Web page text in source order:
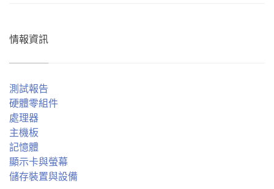
情報資訊
測試報告
硬體零組件
處理器
主機板
記憶體
顯示卡與螢幕
儲存裝置與設備